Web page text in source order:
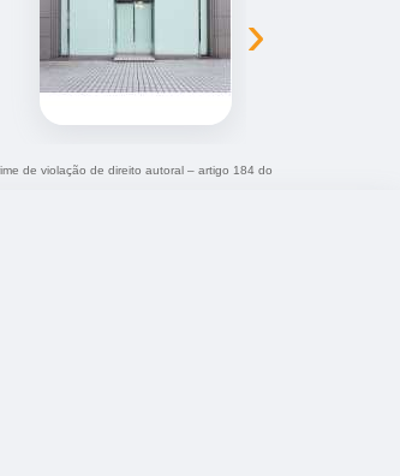
›
de violação de direito autoral – artigo 184 do